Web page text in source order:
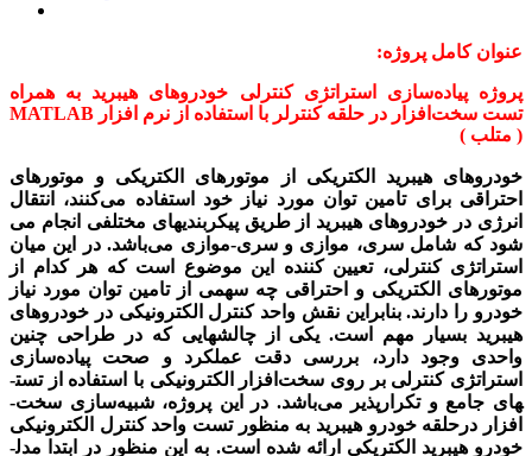
عنوان کامل پروژه:
پروژه پیاده‌سازی استراتژی کنترلی خودروهای هیبرید به همراه
تست سخت‌افزار در حلقه کنترلر با استفاده از نرم افزار MATLAB
( متلب )
خودرو­ها­ی هیبرید الکتریکی از موتورهای الکتریکی و موتورهای
احتراقی برای تامین توان مورد نیاز خود استفاده می‌­کنند، انتقال
انرژی در خودرو­های هیبرید از طریق پیکر­­بندی­های مختلفی انجام می­‌
شود که شامل سری، موازی و سری-موازی می­‌باشد. در این میان
استراتژی کنترلی، تعیین کننده این موضوع است که هر کدام از
موتورهای الکتریکی و احتراقی چه سهمی از تامین توان مورد نیاز
خودرو را دارند. بنابراین نقش واحد کنترل الکترونیکی در خودروهای
هیبرید بسیار مهم است. یکی از چالش­هایی که در طراحی چنین
واحدی وجود دارد، بررسی دقت عملکرد و صحت پیاد‌‌ه‌­سازی
استراتژی کنترلی بر روی سخت‌­افزار الکترونیکی با استفاده‌ از تست­
های جامع و تکرارپذیر می‌باشد. در این پروژه، شبیه‌­سازی سخت­
افزار درحلقه خودرو هیبرید به منظور تست واحد کنترل الکترونیکی
خودرو هیبرید الکتریکی ارائه شده است. به این منظور در ابتدا مدل­